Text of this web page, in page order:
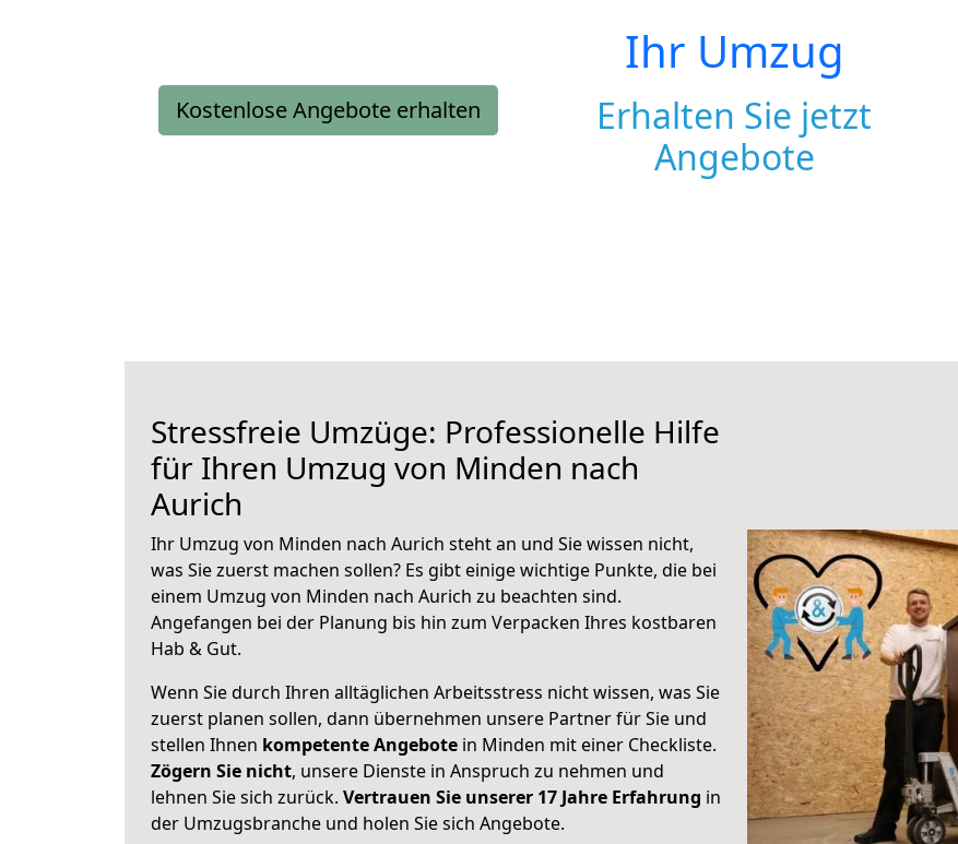
Kostenlose Angebote erhalten
Ihr Umzug
Erhalten Sie jetzt
Angebote
Stressfreie Umzüge: Professionelle Hilfe
für Ihren Umzug von Minden nach
Aurich
Ihr Umzug von Minden nach Aurich steht an und Sie wissen nicht,
was Sie zuerst machen sollen? Es gibt einige wichtige Punkte, die bei
einem Umzug von Minden nach Aurich zu beachten sind.
Angefangen bei der Planung bis hin zum Verpacken Ihres kostbaren
Hab & Gut.
Wenn Sie durch Ihren alltäglichen Arbeitsstress nicht wissen, was Sie
zuerst planen sollen, dann übernehmen unsere Partner für Sie und
stellen Ihnen kompetente Angebote in Minden mit einer Checkliste.
Zögern Sie nicht, unsere Dienste in Anspruch zu nehmen und
lehnen Sie sich zurück. Vertrauen Sie unserer 17 Jahre Erfahrung in
der Umzugsbranche und holen Sie sich Angebote.